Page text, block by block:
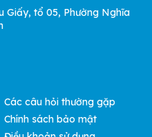
Giấy, tổ 05, Phường Nghĩa
Các câu hỏi thường gặp
Chính sách bảo mật